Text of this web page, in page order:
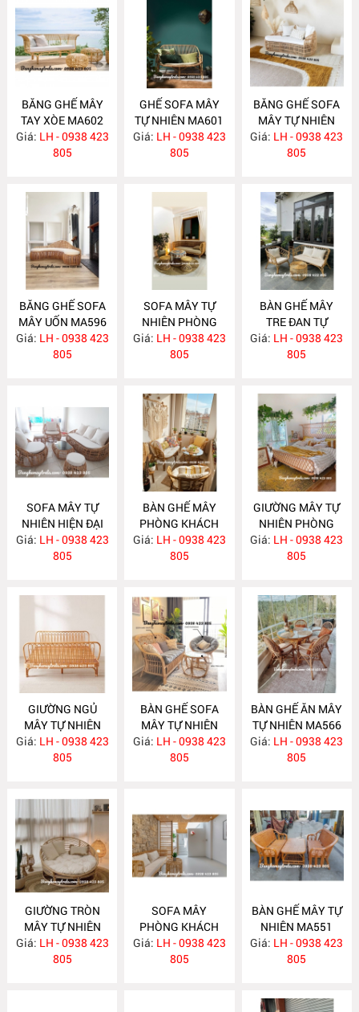
BĂNG GHẾ MÂY
TAY XÒE MA602
Giá: LH - 0938 423
805
GHẾ SOFA MÂY
TỰ NHIÊN MA601
Giá: LH - 0938 423
805
BĂNG GHẾ SOFA
MÂY TỰ NHIÊN
MA597
Giá: LH - 0938 423
805
BĂNG GHẾ SOFA
MÂY UỐN MA596
Giá: LH - 0938 423
805
SOFA MÂY TỰ
NHIÊN PHÒNG
KHÁCH MA588
Giá: LH - 0938 423
805
BÀN GHẾ MÂY
TRE ĐAN TỰ
NHIÊN MA587
Giá: LH - 0938 423
805
SOFA MÂY TỰ
NHIÊN HIỆN ĐẠI
MA586
Giá: LH - 0938 423
805
BÀN GHẾ MÂY
PHÒNG KHÁCH
NHỎ GỌN MA585
Giá: LH - 0938 423
805
GIƯỜNG MÂY TỰ
NHIÊN PHÒNG
NGỦ MA584
Giá: LH - 0938 423
805
GIƯỜNG NGỦ
MÂY TỰ NHIÊN
MA583
Giá: LH - 0938 423
805
BÀN GHẾ SOFA
MÂY TỰ NHIÊN
MA568
Giá: LH - 0938 423
805
BÀN GHẾ ĂN MÂY
TỰ NHIÊN MA566
Giá: LH - 0938 423
805
GIƯỜNG TRÒN
MÂY TỰ NHIÊN
MA563
Giá: LH - 0938 423
805
SOFA MÂY
PHÒNG KHÁCH
MA557
Giá: LH - 0938 423
805
BÀN GHẾ MÂY TỰ
NHIÊN MA551
Giá: LH - 0938 423
805